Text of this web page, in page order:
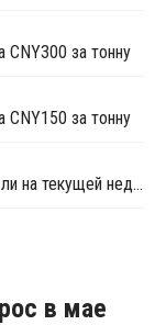
CNY300 за тонну
CNY150 за тонну
Запасы бензола в Восточном Китае выросли на текущей неделе
в мае